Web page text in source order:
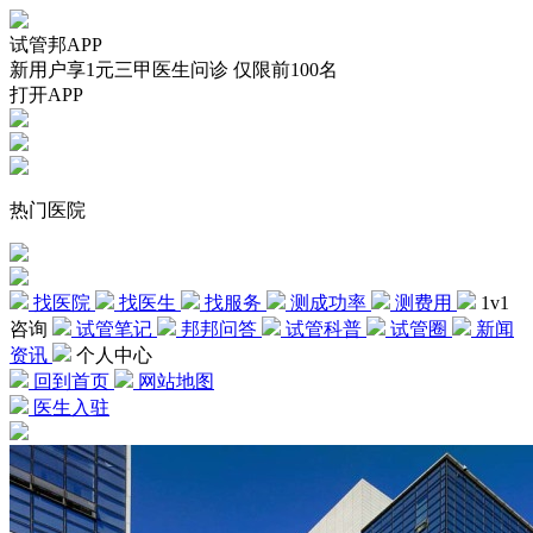
试管邦APP
新用户享1元三甲医生问诊 仅限前100名
打开APP
热门医院
找医院 找医生 找服务 测成功率 测费用
1v1
咨询
试管笔记 邦邦问答 试管科普 试管圈
新闻
资讯
个人中心
回到首页
网站地图
医生入驻